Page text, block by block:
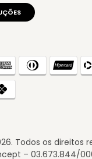
. Todos os direitos
– 03.673.844/